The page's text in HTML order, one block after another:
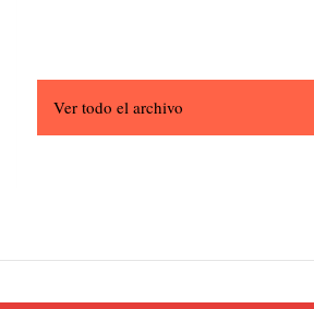
Ver todo el archivo